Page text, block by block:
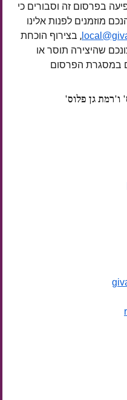
בפרסום זה וסבורים כי
מוזמנים לפנות אלינו
, בצירוף הוכחת
שהיצירה תוסר או
במסגרת הפרסום
ו'רמת גן פלוס'